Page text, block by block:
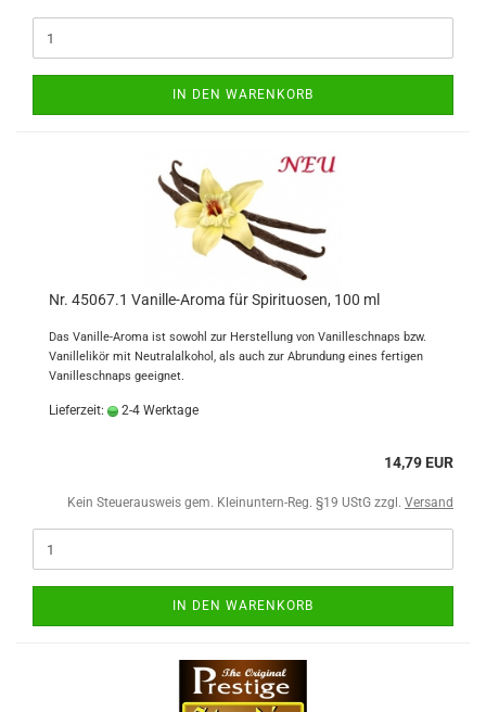
IN DEN WARENKORB
Nr. 45067.1 Vanille-Aroma für Spirituosen, 100 ml
Das Vanille-Aroma ist sowohl zur Herstellung von Vanilleschnaps bzw.
Vanillelikör mit Neutralalkohol, als auch zur Abrundung eines fertigen
Vanilleschnaps geeignet.
Lieferzeit: 2-4 Werktage
14,79 EUR
Kein Steuerausweis gem. Kleinuntern-Reg. §19 UStG zzgl. Versand
IN DEN WARENKORB